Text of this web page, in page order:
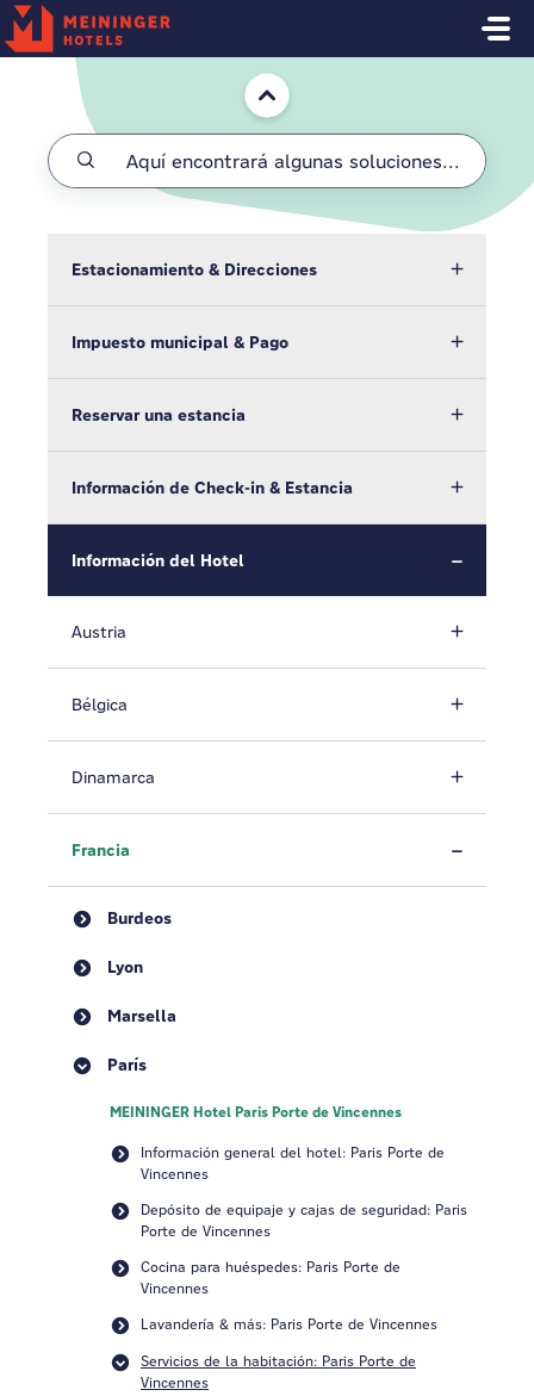
Saltar al contenido principal
Inicio
Estacionamiento & Direcciones
Impuesto municipal & Pago
Reservar una estancia
Información de Check-in & Estancia
Información del Hotel
Austria
Bélgica
Dinamarca
Francia
Burdeos
Lyon
Marsella
París
MEININGER Hotel Paris Porte de Vincennes
Información general del hotel: Paris Porte de
Vincennes
Depósito de equipaje y cajas de seguridad: Paris
Porte de Vincennes
Cocina para huéspedes: Paris Porte de
Vincennes
Lavandería & más: Paris Porte de Vincennes
Servicios de la habitación: Paris Porte de
Vincennes